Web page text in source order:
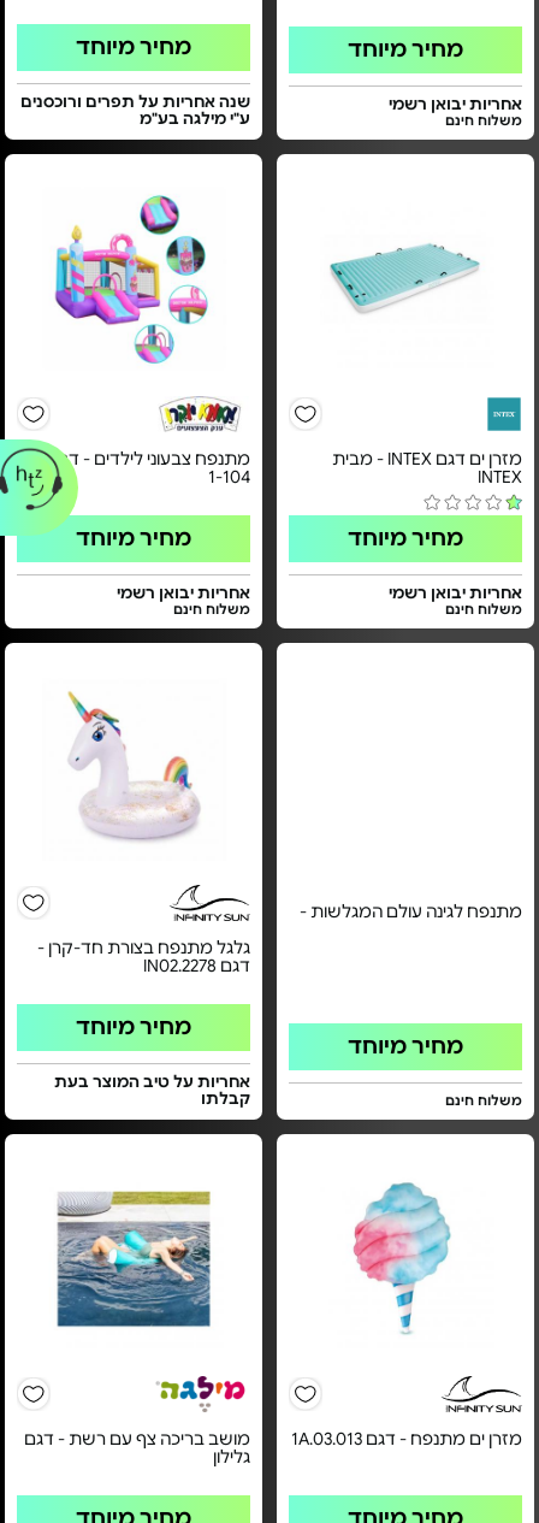
מחיר מיוחד
אחריות יבואן רשמי
משלוח חינם
מחיר מיוחד
שנה אחריות על תפרים ורוכסנים
ע"י מילגה בע"מ
מזרן ים דגם INTEX - מבית
INTEX
מחיר מיוחד
אחריות יבואן רשמי
משלוח חינם
מתנפח צבעוני לילדים - דגם FL-
1-104
מחיר מיוחד
אחריות יבואן רשמי
משלוח חינם
מתנפח לגינה עולם המגלשות -
מחיר מיוחד
משלוח חינם
גלגל מתנפח בצורת חד-קרן -
דגם IN02.2278
מחיר מיוחד
אחריות על טיב המוצר בעת
קבלתו
מזרן ים מתנפח - דגם 1A.03.013
מושב בריכה צף עם רשת - דגם
גלילון